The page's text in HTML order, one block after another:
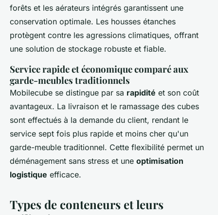
forêts et les aérateurs intégrés garantissent une
conservation optimale. Les housses étanches
protègent contre les agressions climatiques, offrant
une solution de stockage robuste et fiable.
Service rapide et économique comparé aux
garde-meubles traditionnels
Mobilecube se distingue par sa rapidité et son coût
avantageux. La livraison et le ramassage des cubes
sont effectués à la demande du client, rendant le
service sept fois plus rapide et moins cher qu'un
garde-meuble traditionnel. Cette flexibilité permet un
déménagement sans stress et une optimisation
logistique efficace.
Types de conteneurs et leurs